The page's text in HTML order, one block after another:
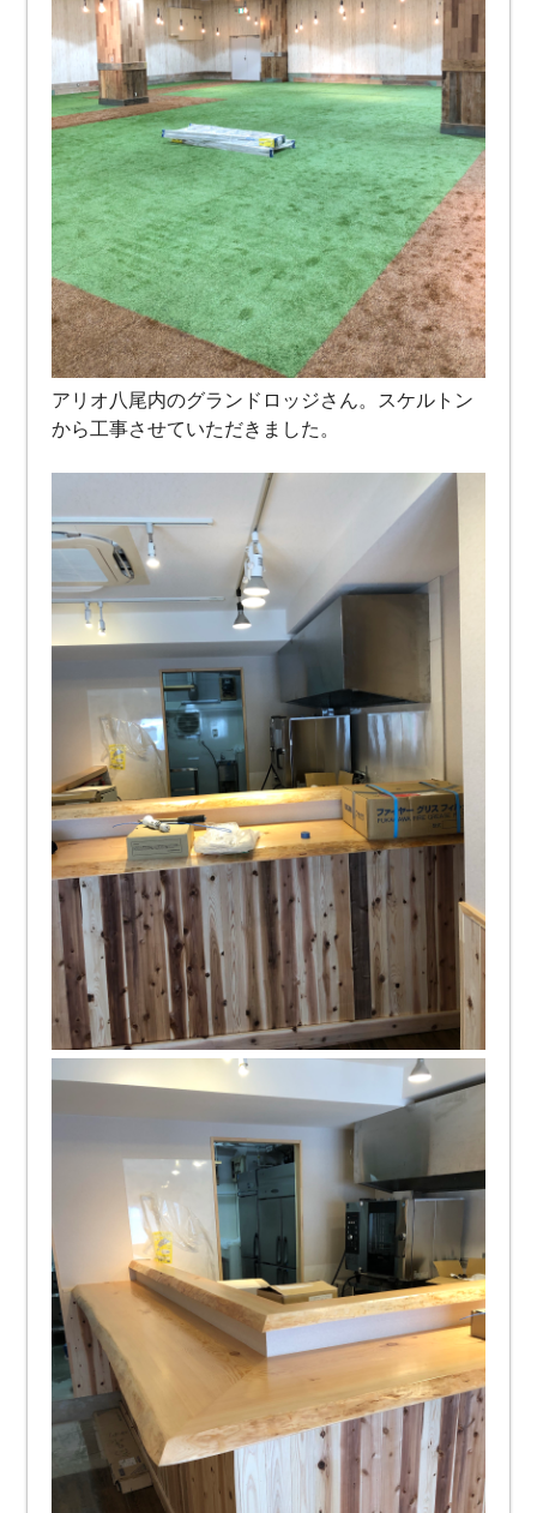
アリオ八尾内のグランドロッジさん。スケルトン
から工事させていただきました。